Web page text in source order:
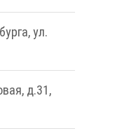
ул.
д.31,